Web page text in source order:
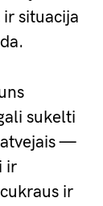
situacija
sukelti
—
ir
ir